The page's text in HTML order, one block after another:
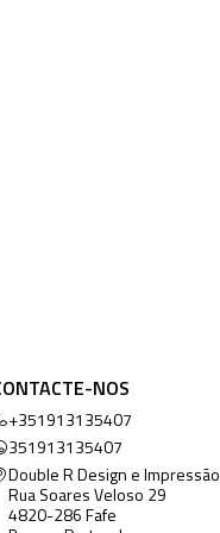
NOS
+351913135407
351913135407
Double R Design e Impressão
Rua Soares Veloso 29
4820-286 Fafe